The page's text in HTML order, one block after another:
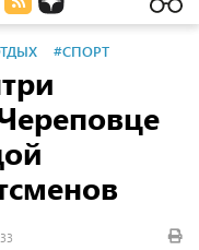
#СПОРТ
33